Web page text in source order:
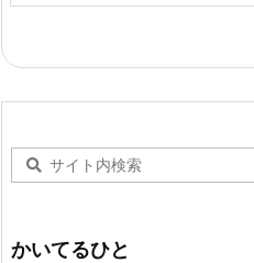
かいてるひと